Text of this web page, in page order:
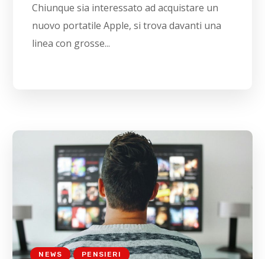
Chiunque sia interessato ad acquistare un
nuovo portatile Apple, si trova davanti una
linea con grosse...
NEWS PENSIERI